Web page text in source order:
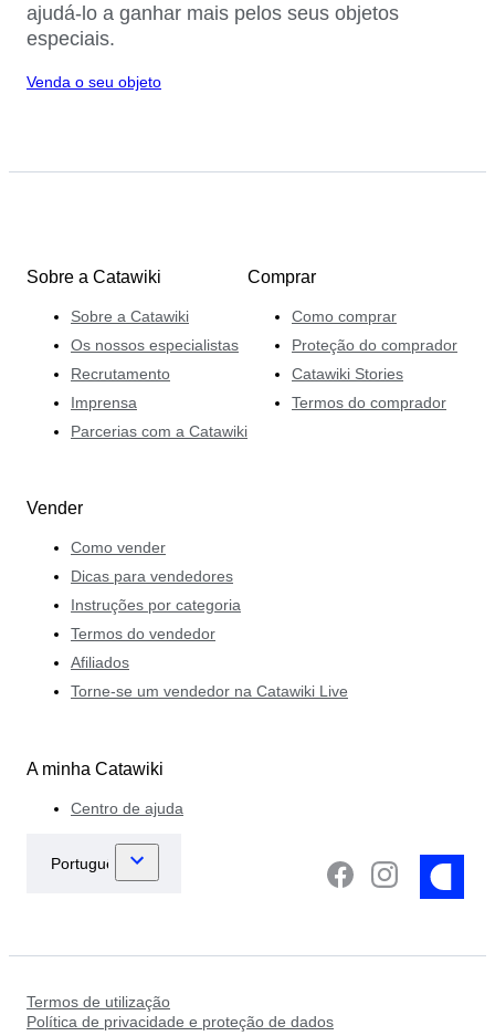
ajudá-lo a ganhar mais pelos seus objetos
especiais.
Venda o seu objeto
Sobre a Catawiki
Sobre a Catawiki
Os nossos especialistas
Recrutamento
Imprensa
Parcerias com a Catawiki
Comprar
Como comprar
Proteção do comprador
Catawiki Stories
Termos do comprador
Vender
Como vender
Dicas para vendedores
Instruções por categoria
Termos do vendedor
Afiliados
Torne-se um vendedor na Catawiki Live
A minha Catawiki
Centro de ajuda
Termos de utilização
Política de privacidade e proteção de dados